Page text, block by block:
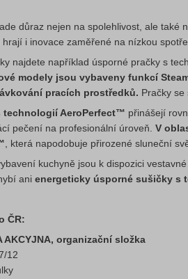
důraz nejen na spolehlivost, ale
i inovace zaměřené na nízkou
najdete například úsporné pračky s
modely jsou vybaveny funkcí
pracích prostředků. Pračky se
technologií AeroPerfect™ přinášejí
pečení na profesionální úroveň. V
, která napodobuje přirozené sluneční
kuchyně jsou k dispozici
ani energeticky úsporné sušičky s
ČR:
AKCYJNA, organizační složka
12